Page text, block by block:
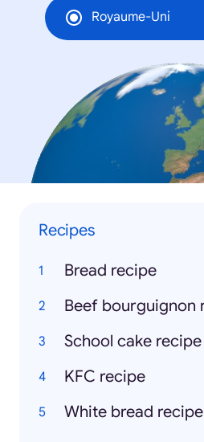
Royaume-Uni
Recipes
Bread recipe
School cake recipe
KFC recipe
White bread recipe